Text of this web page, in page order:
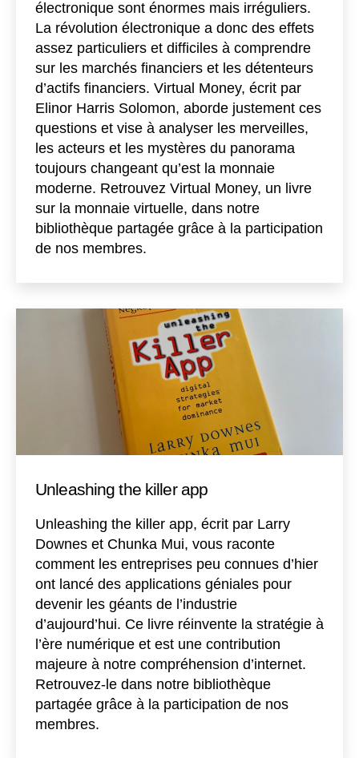
électronique sont énormes mais irréguliers.
La révolution électronique a donc des effets
assez particuliers et difficiles à comprendre
sur les marchés financiers et les détenteurs
d’actifs financiers. Virtual Money, écrit par
Elinor Harris Solomon, aborde justement ces
questions et vise à analyser les merveilles,
les acteurs et les mystères du panorama
toujours changeant qu’est la monnaie
moderne. Retrouvez Virtual Money, un livre
sur la monnaie virtuelle, dans notre
bibliothèque partagée grâce à la participation
de nos membres.
Unleashing the killer app
Unleashing the killer app, écrit par Larry
Downes et Chunka Mui, vous raconte
comment les entreprises peu connues d’hier
ont lancé des applications géniales pour
devenir les géants de l’industrie
d’aujourd’hui. Ce livre réinvente la stratégie à
l’ère numérique et est une contribution
majeure à notre compréhension d’internet.
Retrouvez-le dans notre bibliothèque
partagée grâce à la participation de nos
membres.